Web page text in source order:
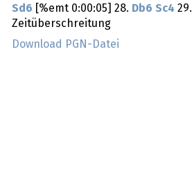
Sd6 [%emt 0:00:05] 28. Db6 Sc4 29.
Zeitüberschreitung
Download PGN-Datei